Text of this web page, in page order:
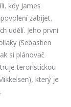
kdy James
zabíjet,
udělí. Jeho první
(Sebastien
si plánovač
teroristickou
který je